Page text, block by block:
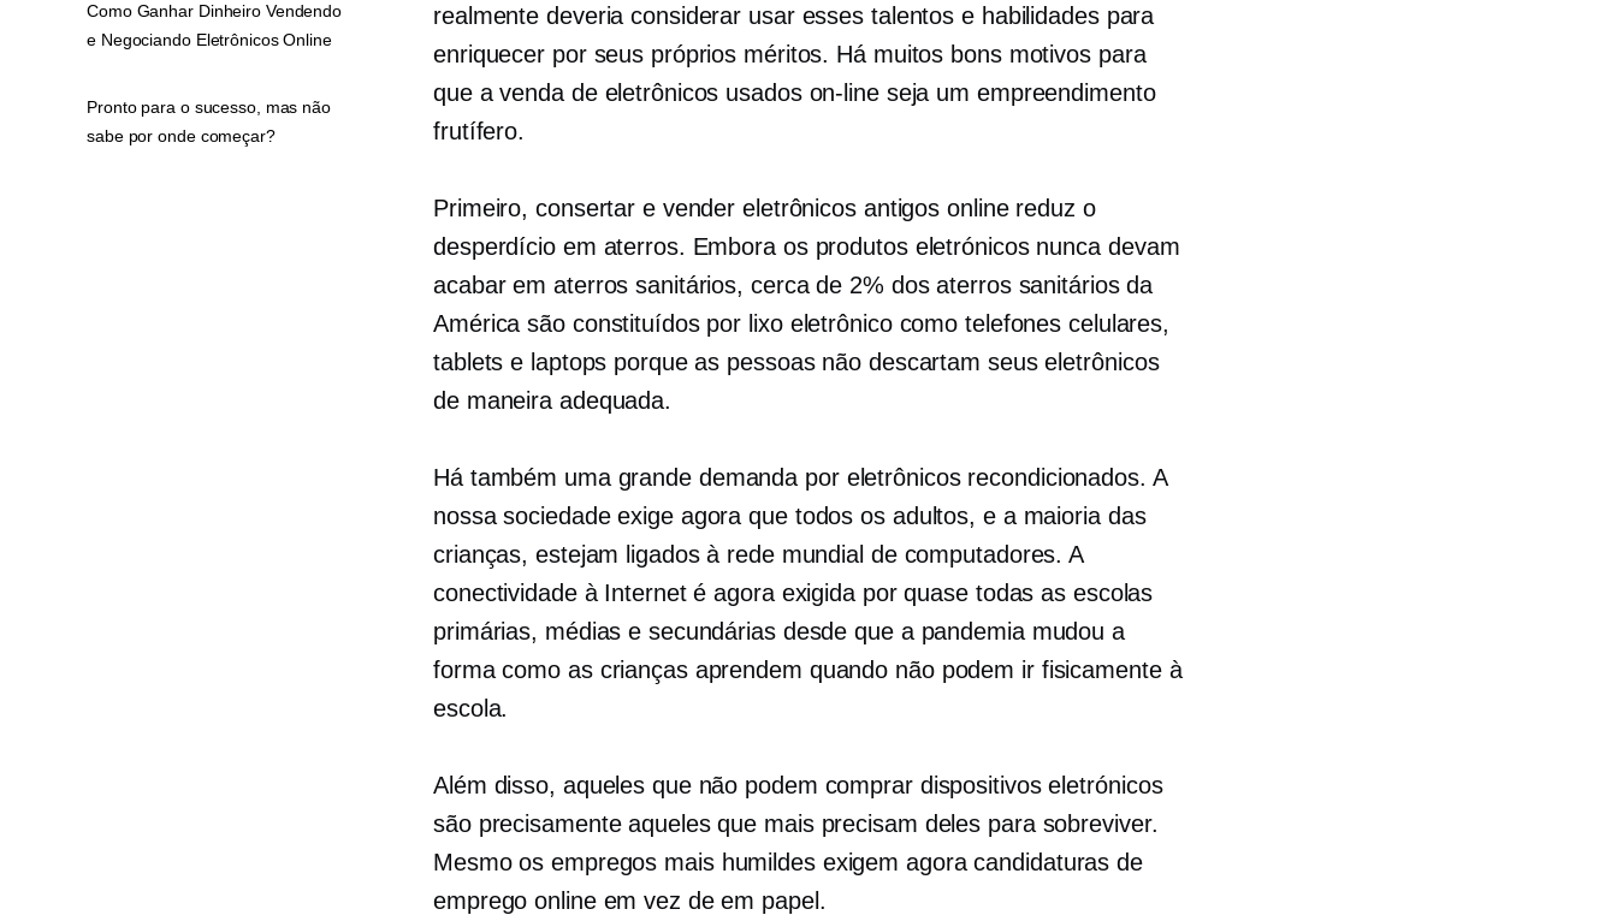
realmente deveria considerar usar esses talentos e habilidades para
enriquecer por seus próprios méritos. Há muitos bons motivos para
que a venda de eletrônicos usados ​​on-line seja um empreendimento
frutífero.
Primeiro, consertar e vender eletrônicos antigos online reduz o
desperdício em aterros. Embora os produtos eletrónicos nunca devam
acabar em aterros sanitários, cerca de 2% dos aterros sanitários da
América são constituídos por lixo eletrônicocomo telefones celulares,
tablets e laptops porque as pessoas não descartam seus eletrônicos
de maneira adequada.
Há também uma grande demanda por eletrônicos recondicionados. A
nossa sociedade exige agora que todos os adultos, e a maioria das
crianças, estejam ligados à rede mundial de computadores. A
conectividade à Internet é agora exigida por quase todas as escolas
primárias, médias e secundárias desde que a pandemia mudou a
forma como as crianças aprendem quando não podem ir fisicamente à
escola.
Além disso, aqueles que não podem comprar dispositivos eletrónicos
são precisamente aqueles que mais precisam deles para sobreviver.
Mesmo os empregos mais humildes exigem agora candidaturas de
emprego online em vez de em papel.
Como Ganhar Dinheiro Vendendo
e Negociando Eletrônicos Online
Pronto para o sucesso, mas não
sabe por onde começar?